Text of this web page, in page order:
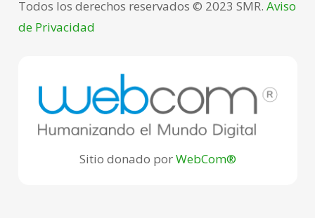
Todos los derechos reservados © 2023 SMR. Aviso
de Privacidad
Sitio donado porWebCom®